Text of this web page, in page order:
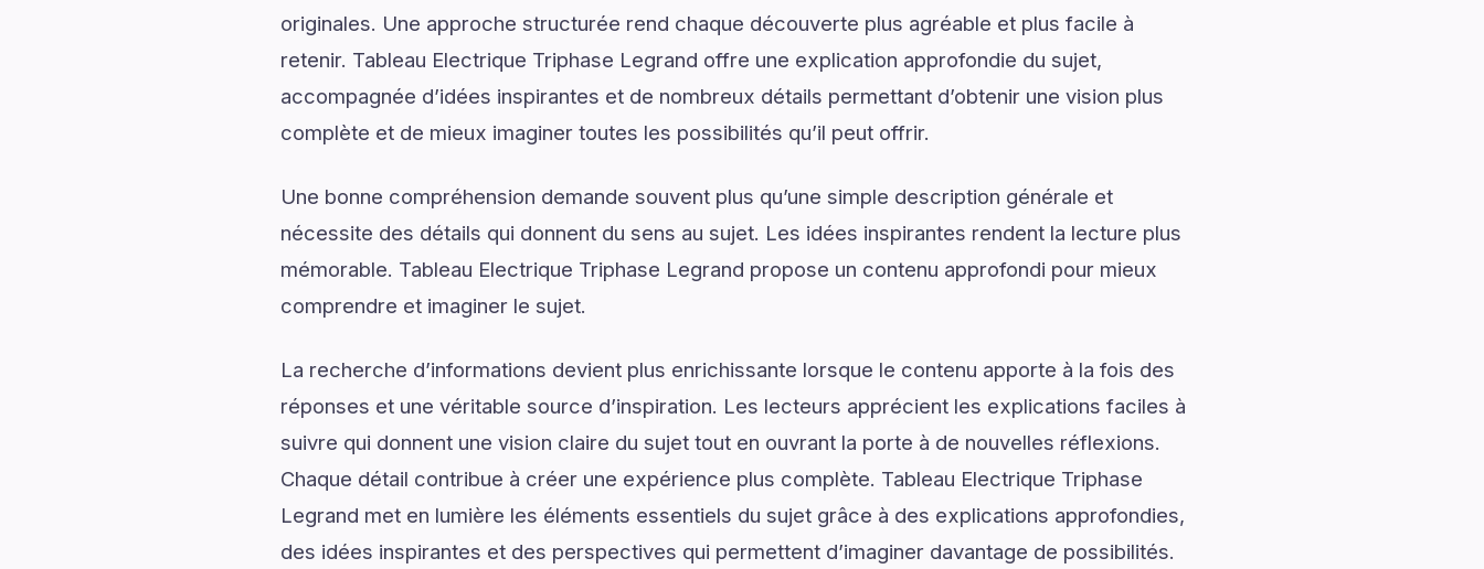
originales. Une approche structurée rend chaque découverte plus agréable et plus facile à
retenir. Tableau Electrique Triphase Legrand offre une explication approfondie du sujet,
accompagnée d’idées inspirantes et de nombreux détails permettant d’obtenir une vision plus
complète et de mieux imaginer toutes les possibilités qu’il peut offrir.
Une bonne compréhension demande souvent plus qu’une simple description générale et
nécessite des détails qui donnent du sens au sujet. Les idées inspirantes rendent la lecture plus
mémorable. Tableau Electrique Triphase Legrand propose un contenu approfondi pour mieux
comprendre et imaginer le sujet.
La recherche d’informations devient plus enrichissante lorsque le contenu apporte à la fois des
réponses et une véritable source d’inspiration. Les lecteurs apprécient les explications faciles à
suivre qui donnent une vision claire du sujet tout en ouvrant la porte à de nouvelles réflexions.
Chaque détail contribue à créer une expérience plus complète. Tableau Electrique Triphase
Legrand met en lumière les éléments essentiels du sujet grâce à des explications approfondies,
des idées inspirantes et des perspectives qui permettent d’imaginer davantage de possibilités.